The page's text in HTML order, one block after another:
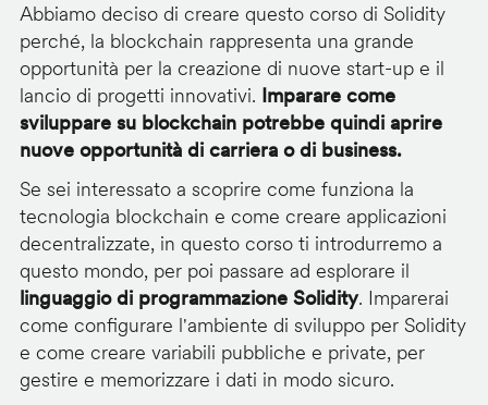
Abbiamo deciso di creare questo corso di Solidity
perché, la blockchain rappresenta una grande
opportunità per la creazione di nuove start-up e il
lancio di progetti innovativi. Imparare come
sviluppare su blockchain potrebbe quindi aprire
nuove opportunità di carriera o di business.
Se sei interessato a scoprire come funziona la
tecnologia blockchain e come creare applicazioni
decentralizzate, in questo corso ti introdurremo a
questo mondo, per poi passare ad esplorare il
linguaggio di programmazione Solidity. Imparerai
come configurare l'ambiente di sviluppo per Solidity
e come creare variabili pubbliche e private, per
gestire e memorizzare i dati in modo sicuro.